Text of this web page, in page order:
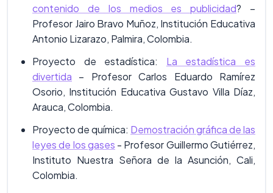
contenido de los medios es publicidad? –
Profesor Jairo Bravo Muñoz, Institución Educativa
Antonio Lizarazo, Palmira, Colombia.
Proyecto de estadística: La estadística es
divertida – Profesor Carlos Eduardo Ramírez
Osorio, Institución Educativa Gustavo Villa Díaz,
Arauca, Colombia.
Proyecto de química: Demostración gráfica de las
leyes de los gases - Profesor Guillermo Gutiérrez,
Instituto Nuestra Señora de la Asunción, Cali,
Colombia.